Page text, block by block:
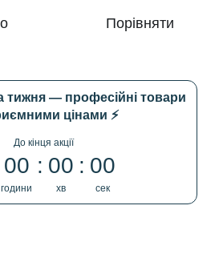
Порівняти
тижня — професійні товари
цінами ⚡
До кінця акції
00
години
00
хв
00
сек